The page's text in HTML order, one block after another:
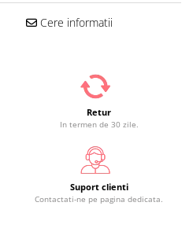
Cere informatii
Retur
In termen de 30 zile.
Suport clienti
Contactati-ne pe pagina dedicata.